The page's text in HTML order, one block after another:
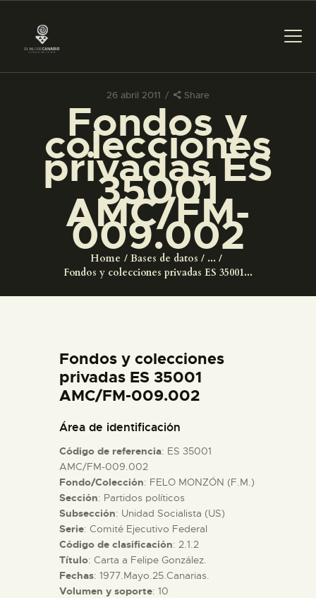
26 abril 2011 Share
Fondos y
colecciones
privadas ES
35001
AMC/FM-
009.002
Home Bases de datos
...
Fondos y colecciones privadas ES 35001...
PREPARAR LA VISITA
ACTIVIDADES
█
EL MUSEO
ESPAÑOL
ACTIVIDADES
█
EL MUSEO
COLECCIONES
Fondos y colecciones
privadas ES 35001
AMC/FM-009.002
Área de identificación
Código de referencia: ES 35001
AMC/FM-009.002
Fondo/Colección: FELO MONZÓN (F.M.)
Sección: Partidos políticos
Subsección: Unidad Socialista (US)
Serie: Comité Ejecutivo Federal
Código de clasificación: 2.1.2
Título: Carta a Felipe González.
Fechas: 1977.Mayo.25.Canarias.
Volumen y soporte: 10